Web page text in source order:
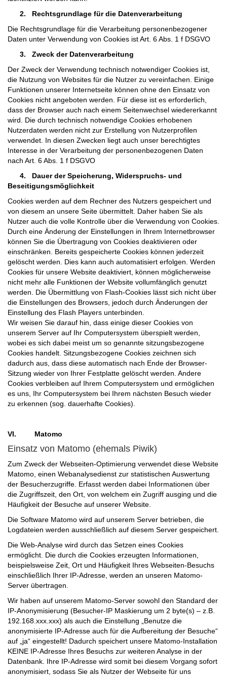
2. Rechtsgrundlage für die Datenverarbeitung
Die Rechtsgrundlage für die Verarbeitung personenbezogener
Daten unter Verwendung von Cookies ist Art. 6 Abs. 1 f DSGVO
3. Zweck der Datenverarbeitung
Der Zweck der Verwendung technisch notwendiger Cookies ist,
die Nutzung von Websites für die Nutzer zu vereinfachen. Einige
Funktionen unserer Internetseite können ohne den Einsatz von
Cookies nicht angeboten werden. Für diese ist es erforderlich,
dass der Browser auch nach einem Seitenwechsel wiedererkannt
wird. Die durch technisch notwendige Cookies erhobenen
Nutzerdaten werden nicht zur Erstellung von Nutzerprofilen
verwendet. In diesen Zwecken liegt auch unser berechtigtes
Interesse in der Verarbeitung der personenbezogenen Daten
nach Art. 6 Abs. 1 f DSGVO
4. Dauer der Speicherung, Widerspruchs- und
Beseitigungsmöglichkeit
Cookies werden auf dem Rechner des Nutzers gespeichert und
von diesem an unsere Seite übermittelt. Daher haben Sie als
Nutzer auch die volle Kontrolle über die Verwendung von Cookies.
Durch eine Änderung der Einstellungen in Ihrem Internetbrowser
können Sie die Übertragung von Cookies deaktivieren oder
einschränken. Bereits gespeicherte Cookies können jederzeit
gelöscht werden. Dies kann auch automatisiert erfolgen. Werden
Cookies für unsere Website deaktiviert, können möglicherweise
nicht mehr alle Funktionen der Website vollumfänglich genutzt
werden. Die Übermittlung von Flash-Cookies lässt sich nicht über
die Einstellungen des Browsers, jedoch durch Änderungen der
Einstellung des Flash Players unterbinden.
Wir weisen Sie darauf hin, dass einige dieser Cookies von
unserem Server auf Ihr Computersystem überspielt werden,
wobei es sich dabei meist um so genannte sitzungsbezogene
Cookies handelt. Sitzungsbezogene Cookies zeichnen sich
dadurch aus, dass diese automatisch nach Ende der Browser-
Sitzung wieder von Ihrer Festplatte gelöscht werden. Andere
Cookies verbleiben auf Ihrem Computersystem und ermöglichen
es uns, Ihr Computersystem bei Ihrem nächsten Besuch wieder
zu erkennen (sog. dauerhafte Cookies).
VI. Matomo
Einsatz von Matomo (ehemals Piwik)
Zum Zweck der Webseiten-Optimierung verwendet diese Website
Matomo, einen Webanalysedienst zur statistischen Auswertung
der Besucherzugriffe. Erfasst werden dabei Informationen über
die Zugriffszeit, den Ort, von welchem ein Zugriff ausging und die
Häufigkeit der Besuche auf unserer Website.
Die Software Matomo wird auf unserem Server betrieben, die
Logdateien werden ausschließlich auf diesem Server gespeichert.
Die Web-Analyse wird durch das Setzen eines Cookies
ermöglicht. Die durch die Cookies erzeugten Informationen,
beispielsweise Zeit, Ort und Häufigkeit Ihres Webseiten-Besuchs
einschließlich Ihrer IP-Adresse, werden an unseren Matomo-
Server übertragen.
Wir haben auf unserem Matomo-Server sowohl den Standard der
IP-Anonymisierung (Besucher-IP Maskierung um 2 byte(s) – z.B.
192.168.xxx.xxx) als auch die Einstellung „Benutze die
anonymisierte IP-Adresse auch für die Aufbereitung der Besuche“
auf „ja“ eingestellt! Dadurch speichert unsere Matomo-Installation
KEINE IP-Adresse Ihres Besuchs zur weiteren Analyse in der
Datenbank. Ihre IP-Adresse wird somit bei diesem Vorgang sofort
anonymisiert, sodass Sie als Nutzer der Webseite für uns